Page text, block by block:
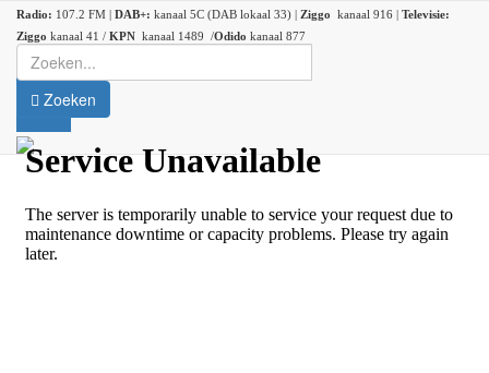
Radio: 107.2 FM | DAB+: kanaal 5C (DAB lokaal 33) | Ziggo kanaal 916 | Televisie:
Ziggo kanaal 41 / KPN kanaal 1489 /Odido kanaal 877
Zoeken